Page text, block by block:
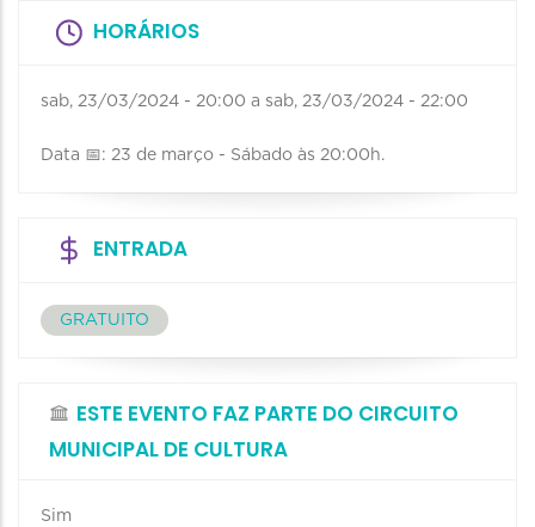
HORÁRIOS
sab, 23/03/2024 - 20:00 a sab, 23/03/2024 - 22:00
Data 📅: 23 de março - Sábado às 20:00h.
ENTRADA
GRATUITO
ESTE EVENTO FAZ PARTE DO CIRCUITO
MUNICIPAL DE CULTURA
Sim